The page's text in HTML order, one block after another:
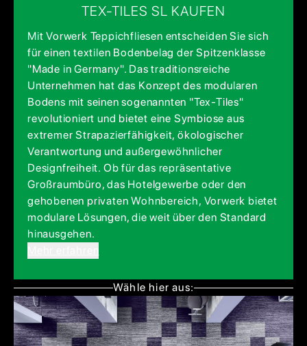
TEX-TILES SL KAUFEN
Mit Vorwerk Teppichfliesen entscheiden Sie sich
für einen textilen Bodenbelag der Spitzenklasse
"Made in Germany". Das traditionsreiche
Unternehmen hat das Konzept des modularen
Bodens mit seinen sogenannten "Tex-Tiles"
revolutioniert und bietet eine Symbiose aus
extremer Strapazierfähigkeit, ökologischer
Verantwortung und außergewöhnlicher
Designfreiheit. Ob für das repräsentative
Großraumbüro, das Hotelgewerbe oder den
gehobenen privaten Wohnbereich, Vorwerk bietet
modulare Lösungen, die weit über den Standard
hinausgehen.
Wähle hier aus: